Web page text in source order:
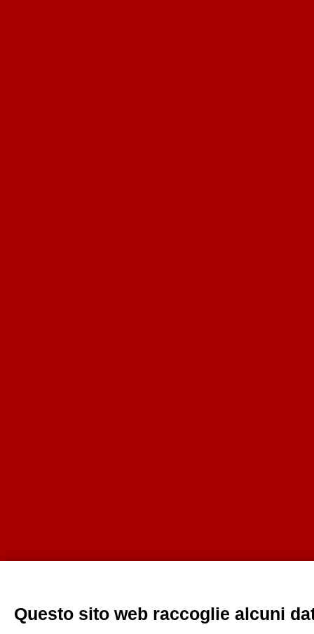
Questo sito web raccoglie alcuni